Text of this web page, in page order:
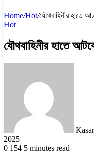
Home/Hot/যৌথবাহিনীর হাতে
Hot
যৌথবাহিনীর হাতে
2025
0 154 5 minutes read